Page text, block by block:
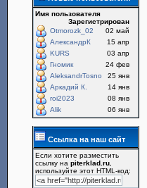
Имя пользователя
Зарегистрирован
Otmorozk_02
02 май
АлександрК
15 апр
KURS
03 апр
Гномик
24 фев
AleksandrTosno
25 янв
Аркадий К.
14 янв
roi2023
08 янв
Alik
06 янв
Ссылка на наш сайт
Если хотите разместить
ссылку наpiterklad.ru
используйте этот HTML-код: